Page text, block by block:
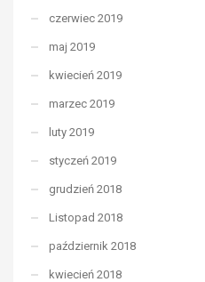
czerwiec 2019
maj 2019
kwiecień 2019
marzec 2019
luty 2019
styczeń 2019
grudzień 2018
Listopad 2018
październik 2018
kwiecień 2018